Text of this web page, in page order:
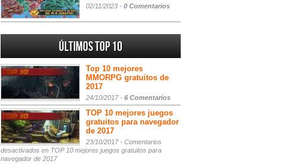
02/11/2023 - 0 Comentarios
Últimos Top 10
Top 10 mejores
MMORPG gratuitos de
2017
24/10/2017 - 6 Comentarios
TOP 10 mejores juegos
gratuitos para navegador
de 2017
23/10/2017 - Comentarios
desactivados en TOP 10 mejores juegos gratuitos para
navegador de 2017